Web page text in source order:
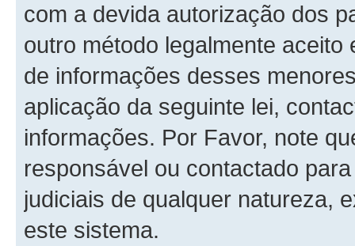
com a devida autorização dos
outro método legalmente
de informações desses
aplicação da seguinte lei,
informações. Por Favor, note
responsável ou contactado
judiciais de qualquer natureza,
este sistema.